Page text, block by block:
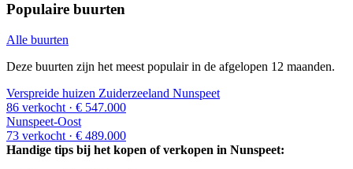
Populaire buurten
Alle buurten
Deze buurten zijn het meest populair in de afgelopen 12 maanden.
Verspreide huizen Zuiderzeeland Nunspeet
86 verkocht · € 547.000
Nunspeet-Oost
73 verkocht · € 489.000
Handige tips bij het kopen of verkopen in Nunspeet: